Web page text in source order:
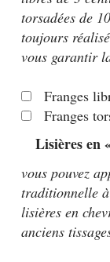
torsadées de
toujours
vous garantir
Franges
Franges
Lisières en
vous pouvez
traditionnelle à
lisières en
anciens